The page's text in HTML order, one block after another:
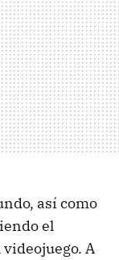
así como
el
A